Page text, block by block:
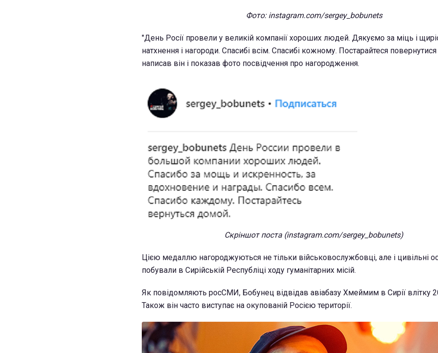
Фото: instagram.com/sergey_bobunets
"День Росії провели у великій компанії хороших людей. Дякуємо за міць і
натхнення і нагороди. Спасибі всім. Спасибі кожному. Постарайтеся
написав він і показав фото посвідчення про нагородження.
Скріншот поста (instagram.com/sergey_bobunets)
Цією медаллю нагороджуються не тільки військовослужбовці, але і цивільні
побували в Сирійській Республіці ходу гуманітарних місій.
Як повідомляють росСМИ, Бобунец відвідав авіабазу Хмеймим в Сирії влітку
Також він часто виступає на окупованій Росією території.